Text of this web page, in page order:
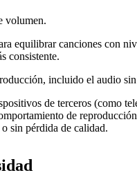
volumen.
equilibrar canciones con
consistente.
incluido el audio
de terceros (como
de
sin pérdida de calidad.